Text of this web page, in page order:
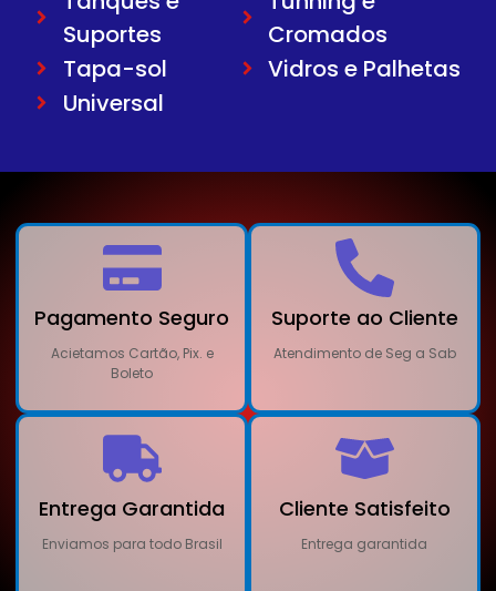
Suportes
Tapa-sol
Universal
Cromados
Vidros e Palhetas
Pagamento Seguro
Acietamos Cartão, Pix. e
Boleto
Suporte ao Cliente
Atendimento de Seg a Sab
Entrega Garantida
Enviamos para todo Brasil
Cliente Satisfeito
Entrega garantida